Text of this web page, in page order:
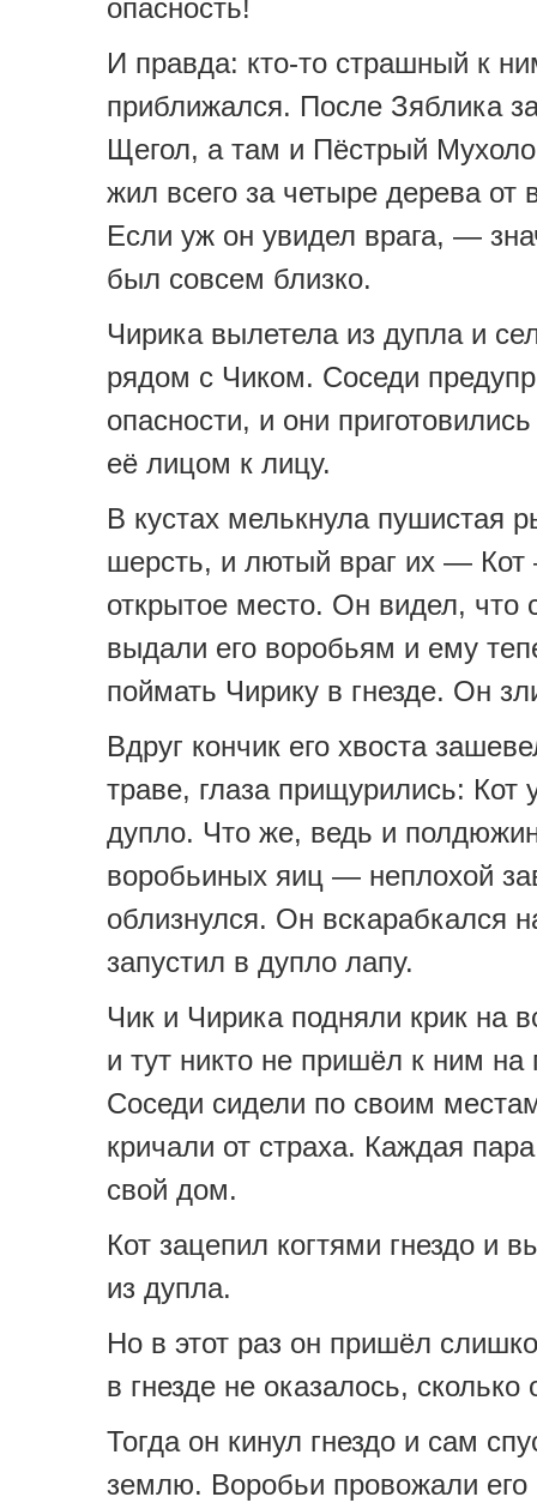
опасность!
И правда: кто-то страшный к
приближался. После Зяблика
Щегол, а там и Пёстрый
жил всего за четыре дерева от
Если уж он увидел врага, —
был совсем близко.
Чирика вылетела из дупла и
рядом с Чиком. Соседи
опасности, и они приготовились
её лицом к лицу.
В кустах мелькнула пушистая
шерсть, и лютый враг их —
открытое место. Он видел, что
выдали его воробьям и ему
поймать Чирику в гнезде. Он
Вдруг кончик его хвоста
траве, глаза прищурились: Кот
дупло. Что же, ведь и
воробьиных яиц — неплохой
облизнулся. Он вскарабкался
запустил в дупло лапу.
Чик и Чирика подняли крик на
и тут никто не пришёл к ним
Соседи сидели по своим
кричали от страха. Каждая
свой дом.
Кот зацепил когтями гнездо и
из дупла.
Но в этот раз он пришёл
в гнезде не оказалось, сколько
Тогда он кинул гнездо и сам
землю. Воробьи провожали его